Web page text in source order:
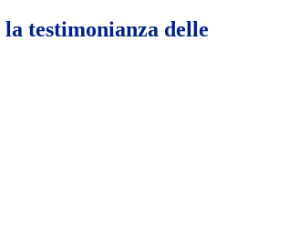
testimonianza delle